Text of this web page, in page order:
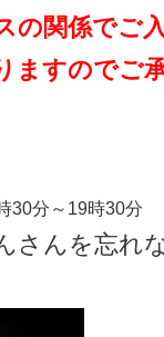
の関係でご
ますのでご
分～19時30分
さんを忘